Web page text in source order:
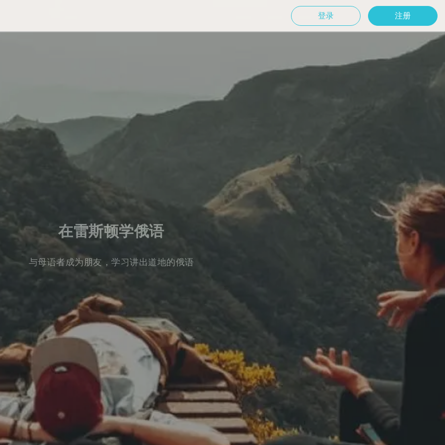
登录 注册
在雷斯顿学俄语
与母语者成为朋友，学习讲出道地的俄语